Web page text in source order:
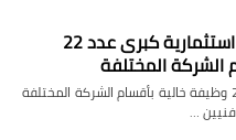
اعلان وظائف شركة استثمارية كبرى عدد 22
الشركة المختلفة
اعلان وظائف شركة استثمارية كبرى عدد 22 وظيفة خالية بأقسام الشركة المختلفة
…